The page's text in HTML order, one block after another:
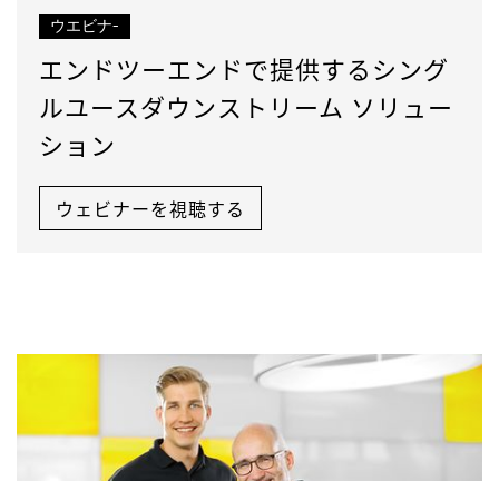
ウエビナ-
エンドツーエンドで提供するシング
ルユースダウンストリーム ソリュー
ション
ウェビナーを視聴する